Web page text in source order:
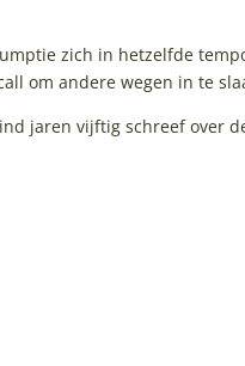
zich in hetzelfde
om andere wegen in te
jaren vijftig schreef over